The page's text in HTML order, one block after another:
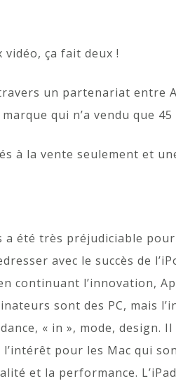
vidéo, ça fait deux !
un partenariat entre
qui n’a vendu que
à la vente seulement et
a été très préjudiciable
avec le succès de
continuant l’innovation,
sont des PC, mais
« in », mode, design. Il
l’intérêt pour les Mac qui
et la performance.